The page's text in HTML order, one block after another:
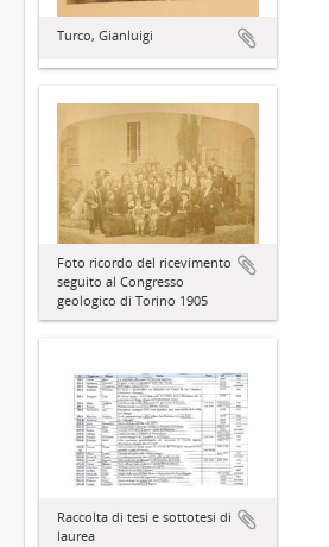
Turco, Gianluigi
Foto ricordo del ricevimento
seguito al Congresso
geologico di Torino 1905
Raccolta di tesi e sottotesi di
laurea